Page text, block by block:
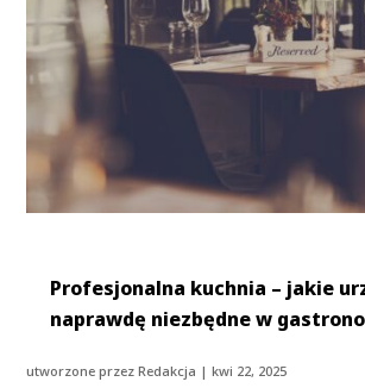
Profesjonalna kuchnia – jakie
naprawdę niezbędne w
utworzone przezRedakcja |kwi 22, 2025